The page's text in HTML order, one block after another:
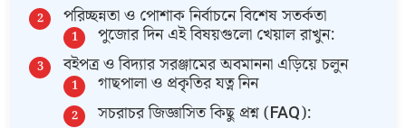
পরিচ্ছন্নতা ও পোশাক নির্বাচনে বিশেষ সতর্কতা
পুজোর দিন এই বিষয়গুলো খেয়াল রাখুন:
বইপত্র ও বিদ্যার সরঞ্জামের অবমাননা এড়িয়ে চলুন
গাছপালা ও প্রকৃতির যত্ন নিন
সচরাচর জিজ্ঞাসিত কিছু প্রশ্ন (FAQ):